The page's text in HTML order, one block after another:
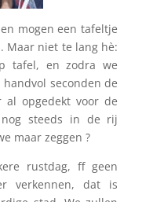
mogen een tafeltje
Maar niet te lang hè:
tafel, en zodra we
seconden de
opgedekt voor de
steeds in de rij
maar zeggen ?
rustdag, ff geen
verkennen, dat is